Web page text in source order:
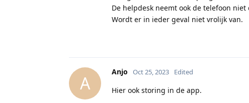
De helpdesk neemt ook de telefoon
Wordt er in ieder geval niet vrolijk van.
A
Anjo Oct 25, 2023 Edited
Hier ook storing in de app.